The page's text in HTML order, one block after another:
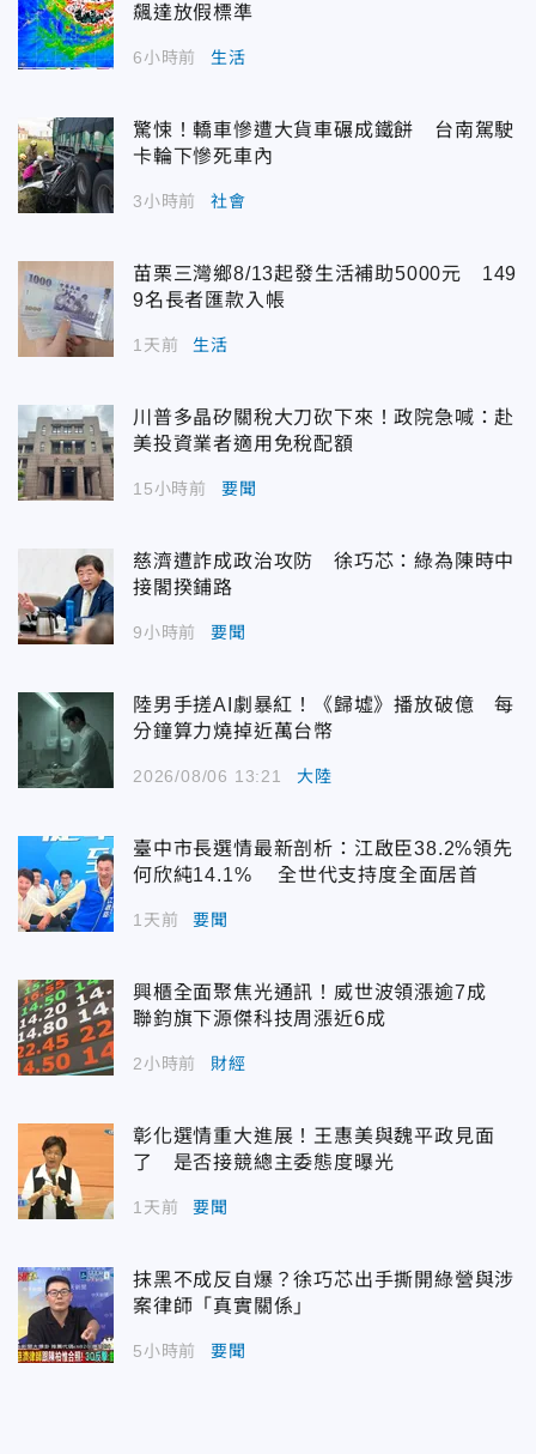
飆達放假標準
6小時前 生活
驚悚！轎車慘遭大貨車碾成鐵餅 台南駕駛
卡輪下慘死車內
3小時前 社會
苗栗三灣鄉8/13起發生活補助5000元 149
9名長者匯款入帳
1天前 生活
川普多晶矽關稅大刀砍下來！政院急喊：赴
美投資業者適用免稅配額
15小時前 要聞
慈濟遭詐成政治攻防 徐巧芯：綠為陳時中
接閣揆鋪路
9小時前 要聞
陸男手搓AI劇暴紅！《歸墟》播放破億 每
分鐘算力燒掉近萬台幣
2026/08/06 13:21 大陸
臺中市長選情最新剖析：江啟臣38.2%領先
何欣純14.1% 全世代支持度全面居首
1天前 要聞
興櫃全面聚焦光通訊！威世波領漲逾7成
聯鈞旗下源傑科技周漲近6成
2小時前 財經
彰化選情重大進展！王惠美與魏平政見面
了 是否接競總主委態度曝光
1天前 要聞
抹黑不成反自爆？徐巧芯出手撕開綠營與涉
案律師「真實關係」
5小時前 要聞